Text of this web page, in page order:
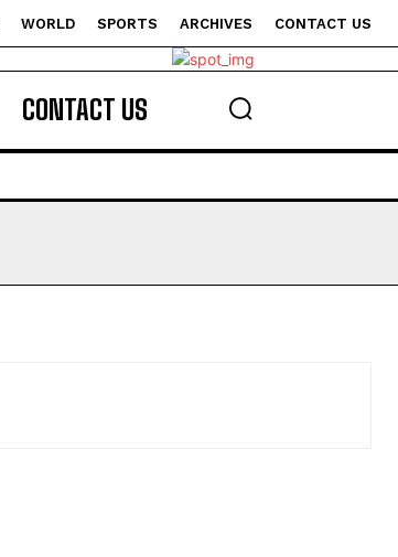
WORLD SPORTS ARCHIVES CONTACT US
CONTACT US